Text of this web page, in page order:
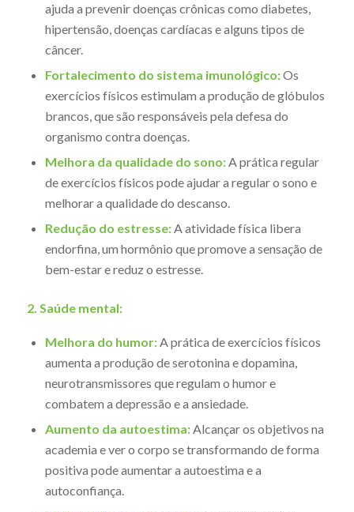
ajuda a prevenir doenças crônicas como diabetes,
hipertensão, doenças cardíacas e alguns tipos de
câncer.
Fortalecimento do sistema imunológico:Os
exercícios físicos estimulam a produção de glóbulos
brancos, que são responsáveis pela defesa do
organismo contra doenças.
Melhora da qualidade do sono:A prática regular
de exercícios físicos pode ajudar a regular o sono e
melhorar a qualidade do descanso.
Redução do estresse:A atividade física libera
endorfina, um hormônio que promove a sensação de
bem-estar e reduz o estresse.
2. Saúde mental:
Melhora do humor:A prática de exercícios físicos
aumenta a produção de serotonina e dopamina,
neurotransmissores que regulam o humor e
combatem a depressão e a ansiedade.
Aumento da autoestima:Alcançar os objetivos na
academia e ver o corpo se transformando de forma
positiva pode aumentar a autoestima e a
autoconfiança.